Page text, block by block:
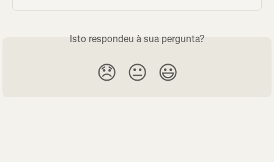
Isto respondeu à sua pergunta?
😞 😐 😃